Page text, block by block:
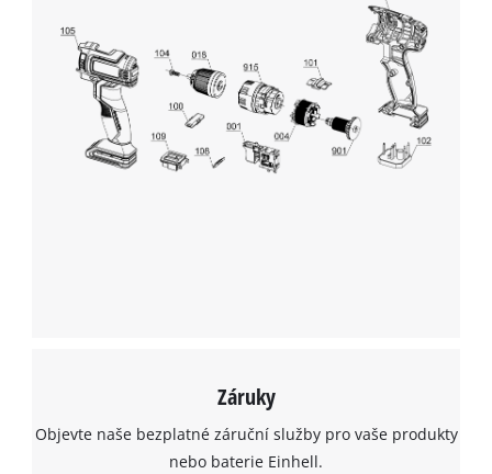
Záruky
Objevte naše bezplatné záruční služby pro vaše produkty
nebo baterie Einhell.